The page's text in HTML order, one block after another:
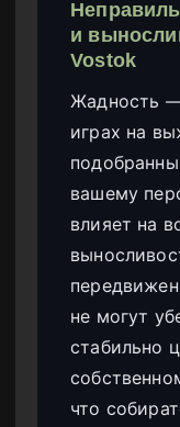
и
Vostok
Жадность
играх на
вашему
влияет на
не могут
стабильно
что